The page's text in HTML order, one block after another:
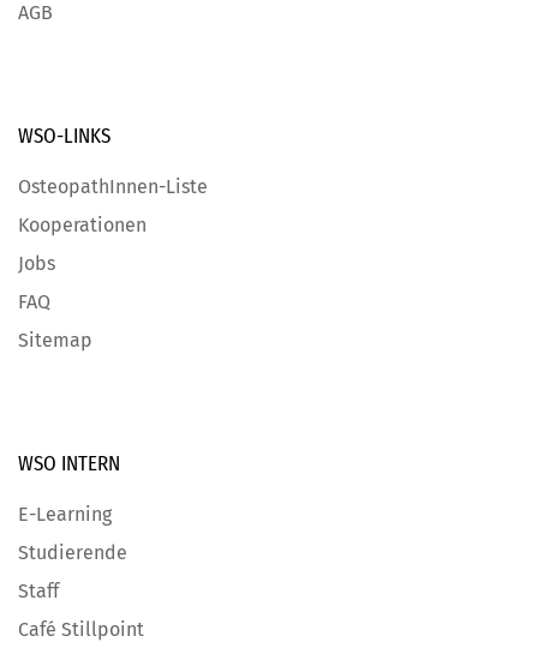
AGB
WSO-LINKS
OsteopathInnen-Liste
Kooperationen
Jobs
FAQ
Sitemap
WSO INTERN
E-Learning
Studierende
Staff
Café Stillpoint